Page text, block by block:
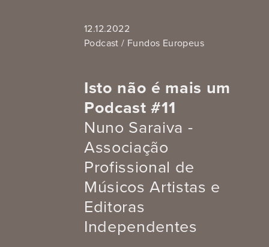
12.12.2022
Podcast / Fundos Europeus
Isto não é mais um
Podcast #11
Nuno Saraiva -
Associação
Profissional de
Músicos Artistas e
Editoras
Independentes